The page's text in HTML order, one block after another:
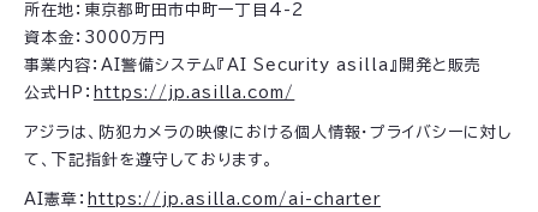
所在地：東京都町田市中町一丁目4-2
資本金：3000万円
事業内容：AI警備システム『AI Security asilla』開発と販売
公式HP： https://jp.asilla.com/
アジラは、防犯カメラの映像における個人情報・プライバシーに対し
て、下記指針を遵守しております。
AI憲章： https://jp.asilla.com/ai-charter